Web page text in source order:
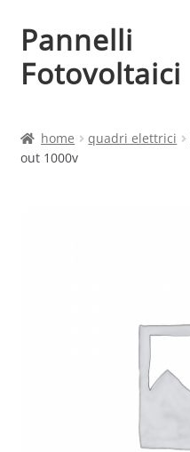
Vai
alla
navigazione
Vai
al
contenuto
Pannelli
Fotovoltaici
Cart
home quadri elettrici
out 1000v